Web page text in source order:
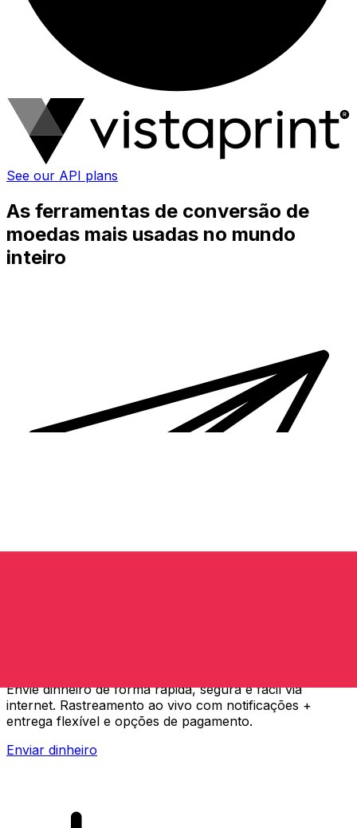
See our API plans
As ferramentas de conversão de
moedas mais usadas no mundo
inteiro
Envie dinheiro de forma rápida, segura e fácil via
internet. Rastreamento ao vivo com notificações +
entrega flexível e opções de pagamento.
Enviar dinheiro